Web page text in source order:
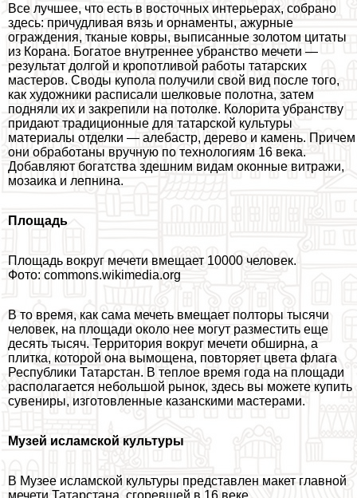
Все лучшее, что есть в восточных интерьерах, собрано
здесь: причудливая вязь и орнаменты, ажурные
ограждения, тканые ковры, выписанные золотом цитаты
из Корана. Богатое внутреннее убранство мечети —
результат долгой и кропотливой работы татарских
мастеров. Своды купола получили свой вид после того,
как художники расписали шелковые полотна, затем
подняли их и закрепили на потолке. Колорита убранству
придают традиционные для татарской культуры
материалы отделки — алебастр, дерево и камень. Причем
они обработаны вручную по технологиям 16 века.
Добавляют богатства здешним видам оконные витражи,
мозаика и лепнина.
Площадь
Площадь вокруг мечети вмещает 10000 человек.
Фото: commons.wikimedia.org
В то время, как сама мечеть вмещает полторы тысячи
человек, на площади около нее могут разместить еще
десять тысяч. Территория вокруг мечети обширна, а
плитка, которой она вымощена, повторяет цвета флага
Республики Татарстан. В теплое время года на площади
располагается небольшой рынок, здесь вы можете купить
сувениры, изготовленные казанскими мастерами.
Музей исламской культуры
В Музее исламской культуры представлен макет главной
мечети Татарстана, сгоревшей в 16 веке.